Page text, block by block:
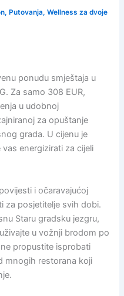
, Putovanja,Wellness za dvoje
ponudu smještaja u
Za samo 308 EUR,
u udobnoj
za opuštanje
grada. U cijenu je
energizirati za cijeli
i očaravajućoj
za posjetitelje svih dobi.
Staru gradsku jezgru,
u vožnji brodom po
propustite isprobati
mnogih restorana koji